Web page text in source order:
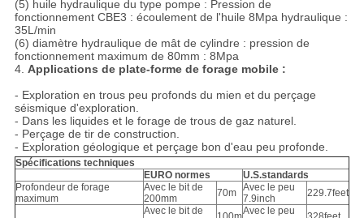
(5) huile hydraulique du type pompe : Pression de
fonctionnement CBE3 : écoulement de l'huile 8Mpa hydraulique :
35L/min
(6) diamètre hydraulique de mât de cylindre : pression de
fonctionnement maximum de 80mm : 8Mpa
4. Applications de plate-forme de forage mobile :
- Exploration en trous peu profonds du mien et du perçage
séismique d'exploration.
- Dans les liquides et le forage de trous de gaz naturel.
- Perçage de tir de construction.
- Exploration géologique et perçage bon d'eau peu profonde.
Spécifications techniques
EURO normes
U.S.standards
Profondeur de forage
maximum
Avec le bit de
200mm
70m Avec le peu
7.9inch
229.7feet
Avec le bit de
Avec le peu